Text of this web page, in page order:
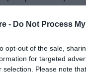
- Do Not Process
opt-out of the sale,
for targeted
selection. Please note
Ας πάρουμε
εικόνα!
πιο άνετο,